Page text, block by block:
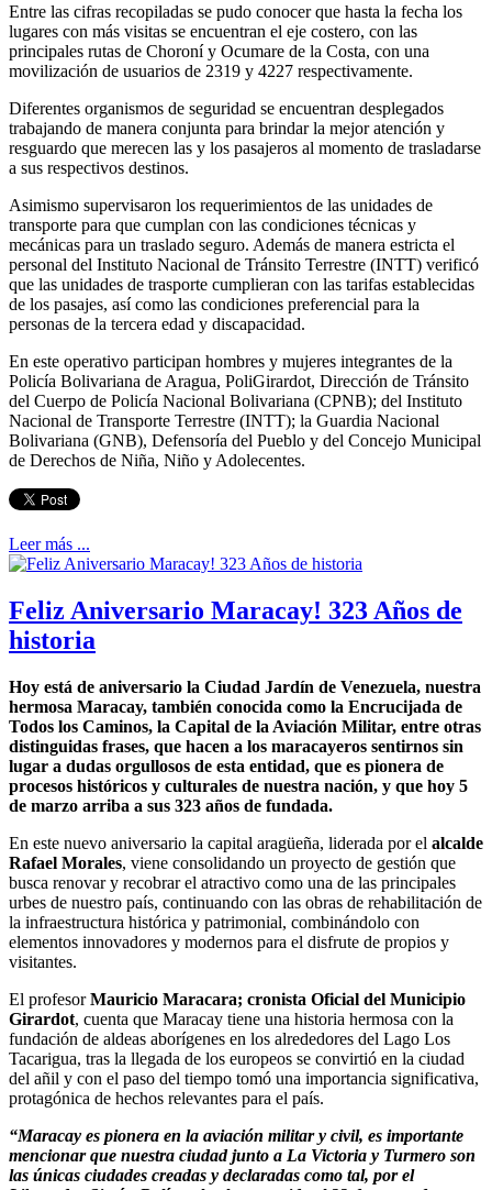
Entre las cifras recopiladas se pudo conocer que hasta la fecha los
lugares con más visitas se encuentran el eje costero, con las
principales rutas de Choroní y Ocumare de la Costa, con una
movilización de usuarios de 2319 y 4227 respectivamente.
Diferentes organismos de seguridad se encuentran desplegados
trabajando de manera conjunta para brindar la mejor atención y
resguardo que merecen las y los pasajeros al momento de trasladarse
a sus respectivos destinos.
Asimismo supervisaron los requerimientos de las unidades de
transporte para que cumplan con las condiciones técnicas y
mecánicas para un traslado seguro. Además de manera estricta el
personal del Instituto Nacional de Tránsito Terrestre (INTT) verificó
que las unidades de trasporte cumplieran con las tarifas establecidas
de los pasajes, así como las condiciones preferencial para la
personas de la tercera edad y discapacidad.
En este operativo participan hombres y mujeres integrantes de la
Policía Bolivariana de Aragua, PoliGirardot, Dirección de Tránsito
del Cuerpo de Policía Nacional Bolivariana (CPNB); del Instituto
Nacional de Transporte Terrestre (INTT); la Guardia Nacional
Bolivariana (GNB), Defensoría del Pueblo y del Concejo Municipal
de Derechos de Niña, Niño y Adolecentes.
Leer más ...
Feliz Aniversario Maracay! 323 Años de
historia
Hoy está de aniversario la Ciudad Jardín de Venezuela, nuestra
hermosa Maracay, también conocida como la Encrucijada de
Todos los Caminos, la Capital de la Aviación Militar, entre otras
distinguidas frases, que hacen a los maracayeros sentirnos sin
lugar a dudas orgullosos de esta entidad, que es pionera de
procesos históricos y culturales de nuestra nación, y que hoy 5
de marzo arriba a sus 323 años de fundada.
En este nuevo aniversario la capital aragüeña, liderada por el alcalde
Rafael Morales, viene consolidando un proyecto de gestión que
busca renovar y recobrar el atractivo como una de las principales
urbes de nuestro país, continuando con las obras de rehabilitación de
la infraestructura histórica y patrimonial, combinándolo con
elementos innovadores y modernos para el disfrute de propios y
visitantes.
El profesorMauricio Maracara; cronista Oficial del Municipio
Girardot, cuenta que Maracay tiene una historia hermosa con la
fundación de aldeas aborígenes en los alrededores del Lago Los
Tacarigua, tras la llegada de los europeos se convirtió en la ciudad
del añil y con el paso del tiempo tomó una importancia significativa,
protagónica de hechos relevantes para el país.
“Maracay es pionera en la aviación militar y civil, es importante
mencionar que nuestra ciudad junto a La Victoria y Turmero son
las únicas ciudades creadas y declaradas como tal, por el